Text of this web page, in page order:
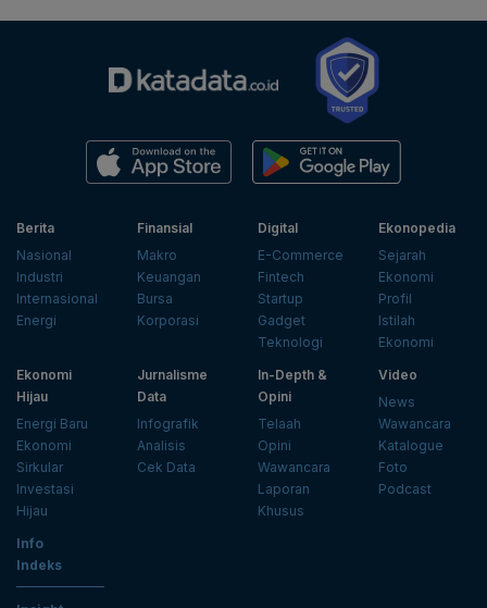
Berita
Nasional
Industri
Internasional
Energi
Finansial
Makro
Keuangan
Bursa
Korporasi
Digital
E-Commerce
Fintech
Startup
Gadget
Teknologi
Ekonopedia
Sejarah
Ekonomi
Profil
Istilah
Ekonomi
Ekonomi
Hijau
Energi Baru
Ekonomi
Sirkular
Investasi
Hijau
Jurnalisme
Data
Infografik
Analisis
Cek Data
In-Depth &
Opini
Telaah
Opini
Wawancara
Laporan
Khusus
Video
News
Wawancara
Katalogue
Foto
Podcast
Info
Indeks